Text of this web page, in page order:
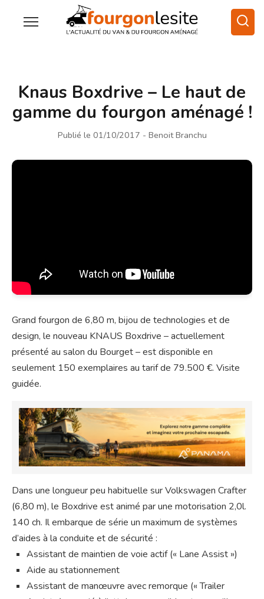
Knaus Boxdrive – Le haut de
gamme du fourgon aménagé !
Publié le 01/10/2017 - Benoit Branchu
Grand fourgon de 6,80 m, bijou de technologies et de
design, le nouveau KNAUS Boxdrive – actuellement
présenté au salon du Bourget – est disponible en
seulement 150 exemplaires au tarif de 79.500 €. Visite
guidée.
Dans une longueur peu habituelle sur Volkswagen Crafter
(6,80 m), le Boxdrive est animé par une motorisation 2,0l.
140 ch. Il embarque de série un maximum de systèmes
d’aides à la conduite et de sécurité :
Assistant de maintien de voie actif (« Lane Assist »)
Aide au stationnement
Assistant de manœuvre avec remorque (« Trailer